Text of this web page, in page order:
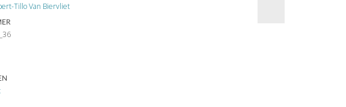
Tillo Van Biervliet